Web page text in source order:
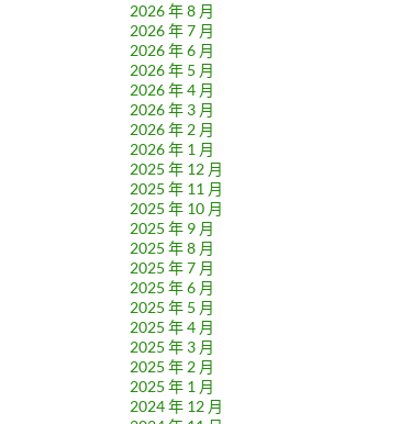
2026 年 8 月
2026 年 7 月
2026 年 6 月
2026 年 5 月
2026 年 4 月
2026 年 3 月
2026 年 2 月
2026 年 1 月
2025 年 12 月
2025 年 11 月
2025 年 10 月
2025 年 9 月
2025 年 8 月
2025 年 7 月
2025 年 6 月
2025 年 5 月
2025 年 4 月
2025 年 3 月
2025 年 2 月
2025 年 1 月
2024 年 12 月